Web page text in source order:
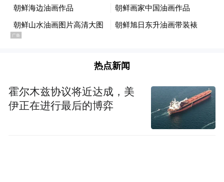
热点新闻
霍尔木兹协议将近达成，美
伊正在进行最后的博弈